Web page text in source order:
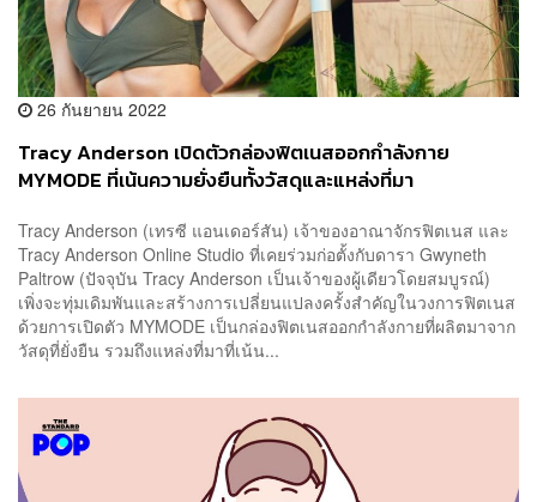
26 กันยายน 2022
Tracy Anderson เปิดตัวกล่องฟิตเนสออกกำลังกาย
MYMODE ที่เน้นความยั่งยืนทั้งวัสดุและแหล่งที่มา
Tracy Anderson (เทรซี แอนเดอร์สัน) เจ้าของอาณาจักรฟิตเนส และ
Tracy Anderson Online Studio ที่เคยร่วมก่อตั้งกับดารา Gwyneth
Paltrow (ปัจจุบัน Tracy Anderson เป็นเจ้าของผู้เดียวโดยสมบูรณ์)
เพิ่งจะทุ่มเดิมพันและสร้างการเปลี่ยนแปลงครั้งสำคัญในวงการฟิตเนส
ด้วยการเปิดตัว MYMODE เป็นกล่องฟิตเนสออกกำลังกายที่ผลิตมาจาก
วัสดุที่ยั่งยืน รวมถึงแหล่งที่มาที่เน้น...